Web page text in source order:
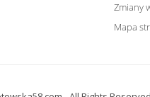
Zmiany
Mapa